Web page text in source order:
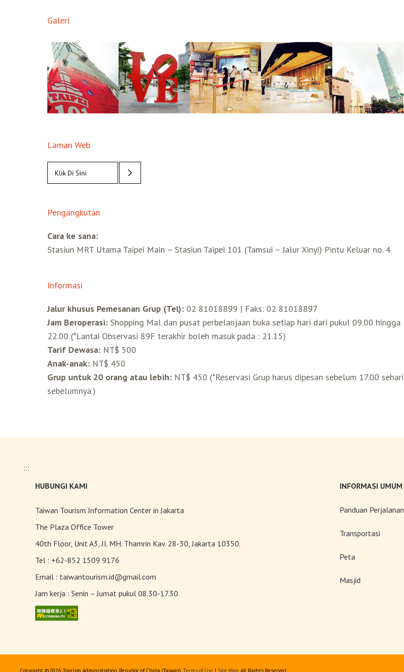
Galeri
Laman Web
Pengangkutan
Cara ke sana:
Stasiun MRT Utama Taipei Main – Stasiun Taipei 101 (Tamsui – Jalur Xinyi) Pintu Keluar no. 4
Informasi
Jalur khusus Pemesanan Grup (Tel):02 81018899 | Faks: 02 81018897
Jam Beroperasi:Shopping Mal dan pusat perbelanjaan buka setiap hari dari pukul 09.00 hingga
22.00 (*Lantai Observasi 89F terakhir boleh masuk pada : 21.15)
Tarif Dewasa:NT$ 500
Anak-anak:NT$ 450
Grup untuk 20 orang atau lebih:NT$ 450 (*Reservasi Grup harus dipesan sebelum 17.00 sehari
sebelumnya.)
:::
HUBUNGI KAMI
Taiwan Tourism Information Center in Jakarta
The Plaza Office Tower
40th Floor, Unit A3, Jl. MH. Thamrin Kav. 28-30, Jakarta 10350.
Tel : +62-852 1509 9176
Email : taiwantourism.id@gmail.com
Jam kerja : Senin – Jumat pukul 08.30-17.30
INFORMASI UMUM
Panduan Perjalanan
Transportasi
Peta
Masjid
Copyright ©2026 Tourism Administration, Republic of China (Taiwan). Terms of Use | Site Map . All Rights Reserved.